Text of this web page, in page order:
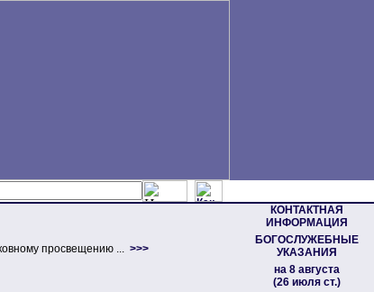
КОНТАКТНАЯ
ИНФОРМАЦИЯ
БОГОСЛУЖЕБНЫЕ
УКАЗАНИЯ
на 8 августа
(26 июля ст.)
просвещению ... >>>